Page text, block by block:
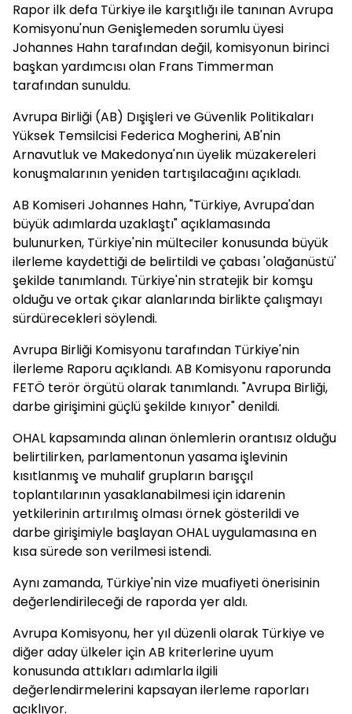
Rapor ilk defa Türkiye ile karşıtlığı ile tanınan Avrupa
Komisyonu'nun Genişlemeden sorumlu üyesi
Johannes Hahn tarafından değil, komisyonun birinci
başkan yardımcısı olan Frans Timmerman
tarafından sunuldu.
Avrupa Birliği (AB) Dışişleri ve Güvenlik Politikaları
Yüksek Temsilcisi Federica Mogherini, AB'nin
Arnavutluk ve Makedonya'nın üyelik müzakereleri
konuşmalarının yeniden tartışılacağını açıkladı.
AB Komiseri Johannes Hahn, "Türkiye, Avrupa'dan
büyük adımlarda uzaklaştı" açıklamasında
bulunurken, Türkiye'nin mülteciler konusunda büyük
ilerleme kaydettiği de belirtildi ve çabası 'olağanüstü'
şekilde tanımlandı. Türkiye'nin stratejik bir komşu
olduğu ve ortak çıkar alanlarında birlikte çalışmayı
sürdürecekleri söylendi.
Avrupa Birliği Komisyonu tarafından Türkiye'nin
İlerleme Raporu açıklandı. AB Komisyonu raporunda
FETÖ terör örgütü olarak tanımlandı. "Avrupa Birliği,
darbe girişimini güçlü şekilde kınıyor" denildi.
OHAL kapsamında alınan önlemlerin orantısız olduğu
belirtilirken, parlamentonun yasama işlevinin
kısıtlanmış ve muhalif grupların barışçıl
toplantılarının yasaklanabilmesi için idarenin
yetkilerinin artırılmış olması örnek gösterildi ve
darbe girişimiyle başlayan OHAL uygulamasına en
kısa sürede son verilmesi istendi.
Aynı zamanda, Türkiye'nin vize muafiyeti önerisinin
değerlendirileceği de raporda yer aldı.
Avrupa Komisyonu, her yıl düzenli olarak Türkiye ve
diğer aday ülkeler için AB kriterlerine uyum
konusunda attıkları adımlarla ilgili
değerlendirmelerini kapsayan ilerleme raporları
açıklıyor.